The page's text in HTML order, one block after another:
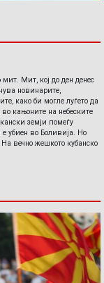
мит. Мит, кој до ден денес
новинарите,
како би могле луѓето да
кањоните на небеските
земји помеѓу
убиен во Боливија. Но
вечно жешкото кубанско